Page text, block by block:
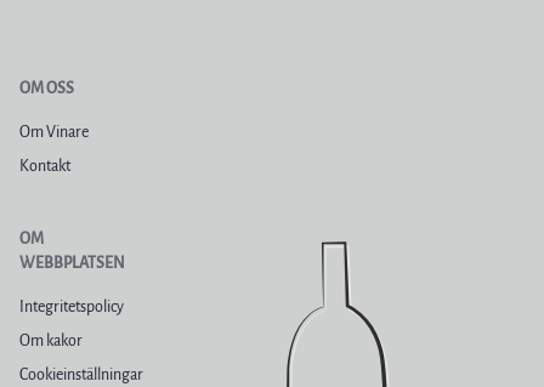
OM OSS
Om Vinare
Kontakt
OM
WEBBPLATSEN
Integritetspolicy
Om kakor
Cookieinställningar